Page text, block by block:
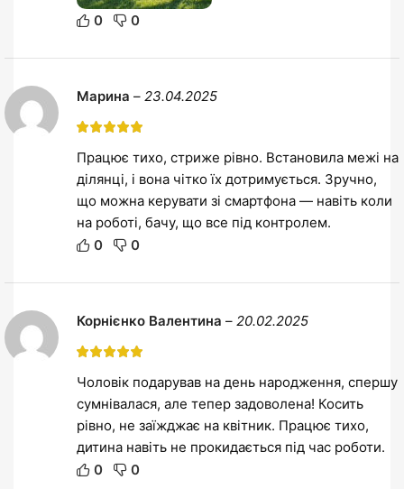
0 0
Марина – 23.04.2025
Працює тихо, стриже рівно. Встановила межі на
ділянці, і вона чітко їх дотримується. Зручно,
що можна керувати зі смартфона — навіть коли
на роботі, бачу, що все під контролем.
0
0
Корнієнко Валентина – 20.02.2025
Чоловік подарував на день народження, спершу
сумнівалася, але тепер задоволена! Косить
рівно, не заїжджає на квітник. Працює тихо,
дитина навіть не прокидається під час роботи.
0
0